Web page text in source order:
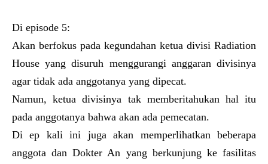
Di episode 5:
Akan berfokus pada kegundahan ketua divisi Radiation
House yang disuruh menggurangi anggaran divisinya
agar tidak ada anggotanya yang dipecat.
Namun, ketua divisinya tak memberitahukan hal itu
pada anggotanya bahwa akan ada pemecatan.
Di ep kali ini juga akan memperlihatkan beberapa
anggota dan Dokter An yang berkunjung ke fasilitas